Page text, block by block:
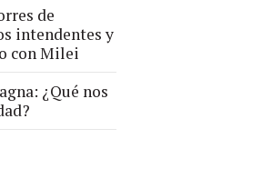
de
intendentes y
con Milei
¿Qué nos